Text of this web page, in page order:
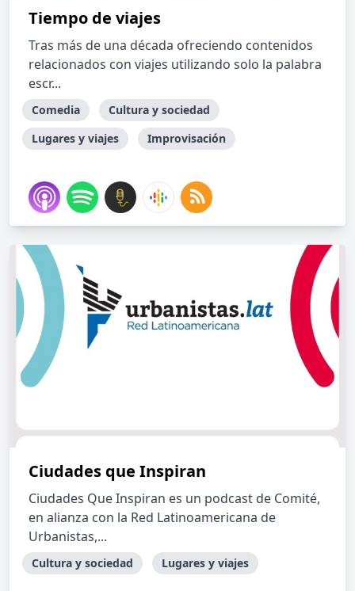
Tiempo de viajes
Tras más de una década ofreciendo contenidos
relacionados con viajes utilizando solo la palabra
escr...
Comedia
Cultura y sociedad
Lugares y viajes
Improvisación
Ciudades que Inspiran
Ciudades Que Inspiran es un podcast de Comité,
en alianza con la Red Latinoamericana de
Urbanistas,...
Cultura y sociedad Lugares y viajes